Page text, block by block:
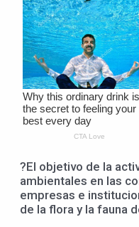
?El objetivo de la
ambientales en las
empresas e
de la flora y la fauna